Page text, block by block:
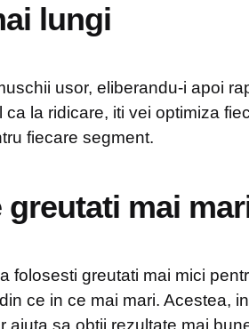
lungi
usor, eliberandu-i apoi
la ridicare, iti vei optimiza
fiecare segment.
greutati mai
folosesti greutati mai mici
ce in ce mai mari. Acestea,
ajuta sa obtii rezultate mai